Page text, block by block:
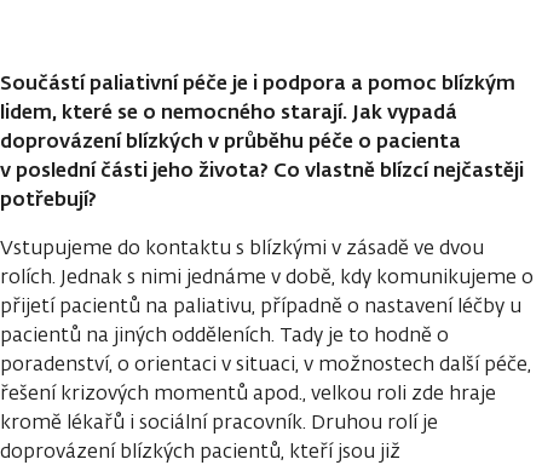
Součástí paliativní péče je i podpora a pomoc blízkým
lidem, které se o nemocného starají. Jak vypadá
doprovázení blízkých v průběhu péče o pacienta
v poslední části jeho života? Co vlastně blízcí nejčastěji
potřebují?
Vstupujeme do kontaktu s blízkými v zásadě ve dvou
rolích. Jednak s nimi jednáme v době, kdy komunikujeme o
přijetí pacientů na paliativu, případně o nastavení léčby u
pacientů na jiných odděleních. Tady je to hodně o
poradenství, o orientaci v situaci, v možnostech další péče,
řešení krizových momentů apod., velkou roli zde hraje
kromě lékařů i sociální pracovník. Druhou rolí je
doprovázení blízkých pacientů, kteří jsou již